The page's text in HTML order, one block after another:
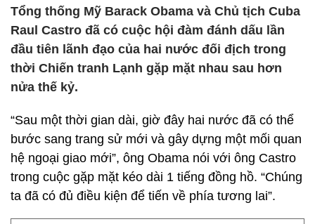
Tổng thống Mỹ Barack Obama và Chủ tịch Cuba
Raul Castro đã có cuộc hội đàm đánh dấu lần
đầu tiên lãnh đạo của hai nước đối địch trong
thời Chiến tranh Lạnh gặp mặt nhau sau hơn
nửa thế kỷ.
“Sau một thời gian dài, giờ đây hai nước đã có thể
bước sang trang sử mới và gây dựng một mối quan
hệ ngoại giao mới”, ông Obama nói với ông Castro
trong cuộc gặp mặt kéo dài 1 tiếng đồng hồ. “Chúng
ta đã có đủ điều kiện để tiến về phía tương lai”.